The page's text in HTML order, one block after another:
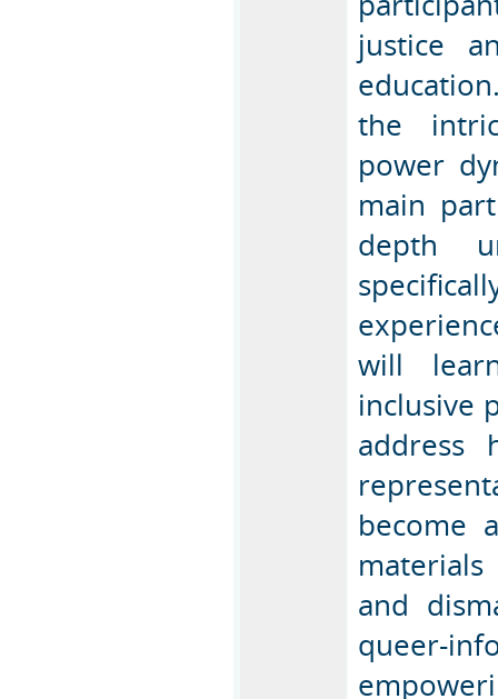
justice
the
power
main
depth
will
inclusive
address
become
and
queer-